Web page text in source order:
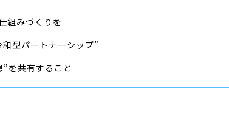
組みづくりを
型パートナーシップ”
を共有すること